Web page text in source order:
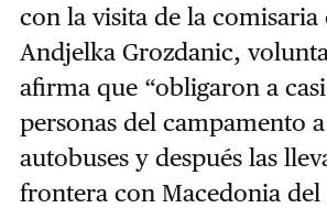
con la visita de la comisaria
Andjelka Grozdanic,
afirma que “obligaron a
personas del campamento
autobuses y después las
frontera con Macedonia del